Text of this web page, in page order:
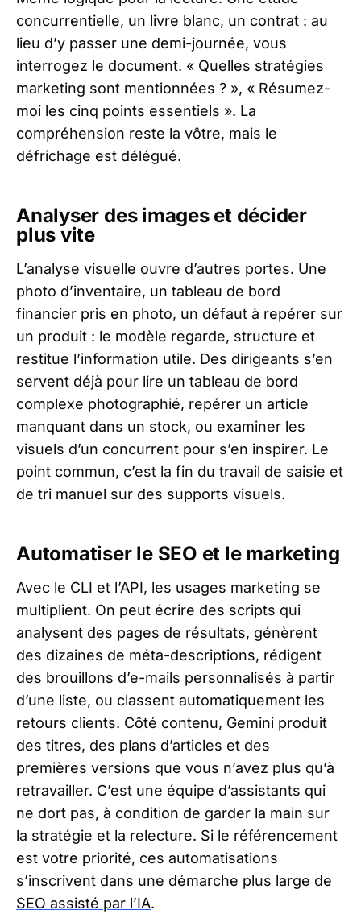
concurrentielle, un livre blanc, un contrat : au
lieu d’y passer une demi-journée, vous
interrogez le document. « Quelles stratégies
marketing sont mentionnées ? », « Résumez-
moi les cinq points essentiels ». La
compréhension reste la vôtre, mais le
défrichage est délégué.
Analyser des images et décider
plus vite
L’analyse visuelle ouvre d’autres portes. Une
photo d’inventaire, un tableau de bord
financier pris en photo, un défaut à repérer sur
un produit : le modèle regarde, structure et
restitue l’information utile. Des dirigeants s’en
servent déjà pour lire un tableau de bord
complexe photographié, repérer un article
manquant dans un stock, ou examiner les
visuels d’un concurrent pour s’en inspirer. Le
point commun, c’est la fin du travail de saisie et
de tri manuel sur des supports visuels.
Automatiser le SEO et le marketing
Avec le CLI et l’API, les usages marketing se
multiplient. On peut écrire des scripts qui
analysent des pages de résultats, génèrent
des dizaines de méta-descriptions, rédigent
des brouillons d’e-mails personnalisés à partir
d’une liste, ou classent automatiquement les
retours clients. Côté contenu, Gemini produit
des titres, des plans d’articles et des
premières versions que vous n’avez plus qu’à
retravailler. C’est une équipe d’assistants qui
ne dort pas, à condition de garder la main sur
la stratégie et la relecture. Si le référencement
est votre priorité, ces automatisations
s’inscrivent dans une démarche plus large de
SEO assisté par l’IA.